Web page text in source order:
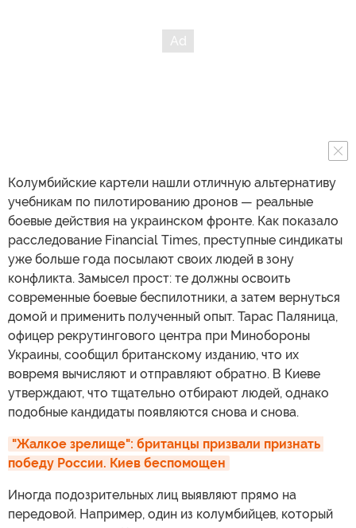
Колумбийские картели нашли отличную альтернативу
учебникам по пилотированию дронов — реальные
боевые действия на украинском фронте. Как показало
расследование Financial Times, преступные синдикаты
уже больше года посылают своих людей в зону
конфликта. Замысел прост: те должны освоить
современные боевые беспилотники, а затем вернуться
домой и применить полученный опыт. Тарас Паляница,
офицер рекрутингового центра при Минобороны
Украины, сообщил британскому изданию, что их
вовремя вычисляют и отправляют обратно. В Киеве
утверждают, что тщательно отбирают людей, однако
подобные кандидаты появляются снова и снова.
"Жалкое зрелище": британцы призвали признать
победу России. Киев беспомощен
Иногда подозрительных лиц выявляют прямо на
передовой. Например, один из колумбийцев, который